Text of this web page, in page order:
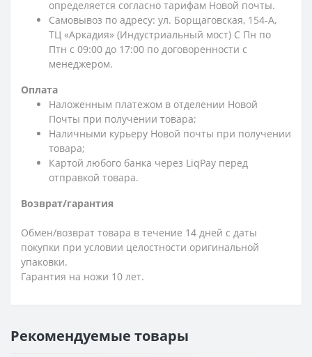
определяется согласно тарифам Новой почты.
Самовывоз по адресу: ул. Борщаговская, 154-А,
ТЦ «Аркадия» (Индустриальный мост) С Пн по
Птн с 09:00 до 17:00 по договоренности с
менеджером.
Оплата
Наложенным платежом в отделении Новой
Почты при получении товара;
Наличными курьеру Новой почты при получении
товара;
Картой любого банка через LiqPay перед
отправкой товара.
Возврат/гарантия
Обмен/возврат товара в течение 14 дней с даты
покупки при условии целостности оригинальной
упаковки.
Гарантия на ножи 10 лет.
Рекомендуемые товары